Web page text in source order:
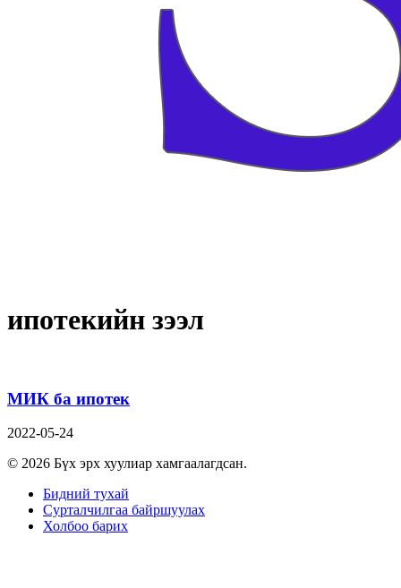
ипотекийн зээл
МИК ба ипотек
2022-05-24
© 2026 Бүх эрх хуулиар хамгаалагдсан.
Бидний тухай
Сурталчилгаа байршуулах
Холбоо барих